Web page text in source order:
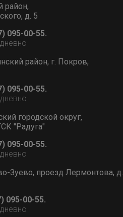
район,
д. 5
095-00-55.
район, г. Покров,
095-00-55.
городской округ,
"Радуга"
095-00-55.
Зуево, проезд Лермонтова, д.
095-00-55.